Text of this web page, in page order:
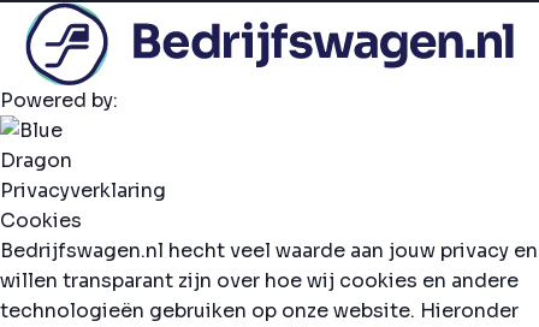
Powered by:
Privacyverklaring
Cookies
Bedrijfswagen.nl hecht veel waarde aan jouw privacy en
willen transparant zijn over hoe wij cookies en andere
technologieën gebruiken op onze website. Hieronder